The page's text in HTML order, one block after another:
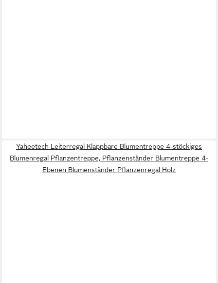
Yaheetech Leiterregal Klappbare Blumentreppe 4-stöckiges
Blumenregal Pflanzentreppe, Pflanzenständer Blumentreppe 4-
Ebenen Blumenständer Pflanzenregal Holz